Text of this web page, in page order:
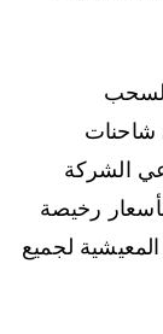
لسحب
شاحنات
الشركة
رخيصة
لجميع